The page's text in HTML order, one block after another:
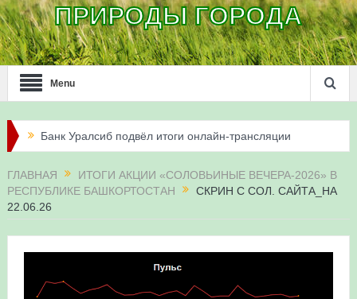
ПРИРОДЫ ГОРОДА
Menu
Банк Уралсиб подвёл итоги онлайн-трансляции
Итоги акции «Соловьиные вечера-2026» в
кольца
ГЛАВНАЯ
ИТОГИ АКЦИИ «СОЛОВЬИНЫЕ ВЕЧЕРА-2026» В
РЕСПУБЛИКЕ БАШКОРТОСТАН
СКРИН С СОЛ. САЙТА_НА
22.06.26